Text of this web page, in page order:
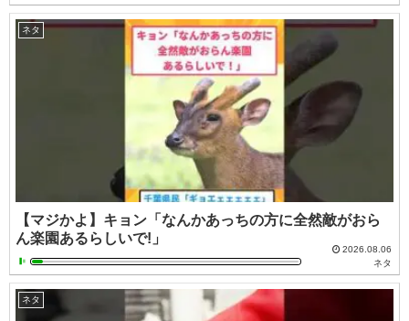
ネタ
【マジかよ】キョン「なんかあっちの方に全然敵がおら
ん楽園あるらしいで!」
2026.08.06
ネタ
ネタ